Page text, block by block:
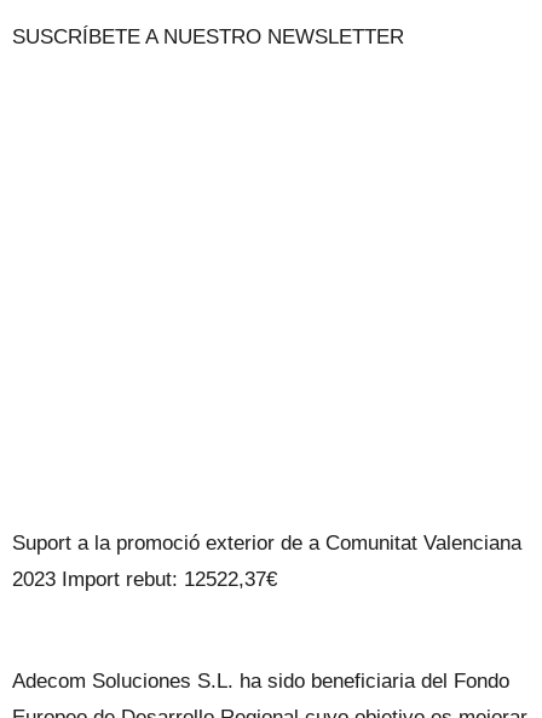
SUSCRÍBETE A NUESTRO NEWSLETTER
Suport a la promoció exterior de a Comunitat Valenciana
2023 Import rebut: 12522,37€
Adecom Soluciones S.L. ha sido beneficiaria del Fondo